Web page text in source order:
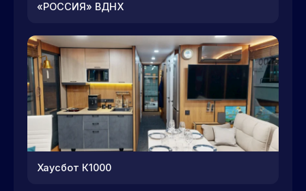
«РОССИЯ» ВДНХ
Хаусбот К1000